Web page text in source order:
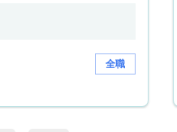
全職